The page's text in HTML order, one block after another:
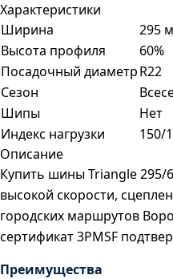
Характеристики
Ширина
295
Высота профиля
60%
Посадочный диаметрR22
Сезон
Шипы
Нет
Индекс нагрузки
150/
Описание
Купить шины Triangle 295/
высокой скорости,
городских маршрутов
сертификат 3PMSF
Преимущества